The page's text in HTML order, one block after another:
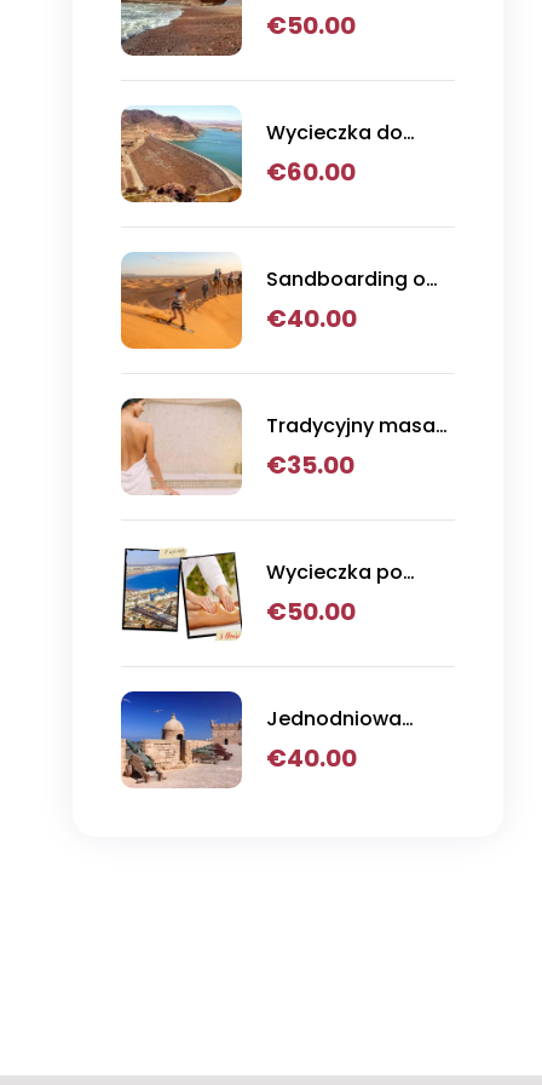
jednodniowa do
€50.00
Wycieczka do
Parku Narodowego
€60.00
Sandboarding o
zachodzie słońca,
wielbłądzie i
Agadirze
€40.00
Tradycyjny masaż
hammamowy
€35.00
Wycieczka po
mieście i masaż w
€50.00
Jednodniowa
wycieczka z
€40.00